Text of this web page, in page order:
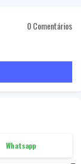
0 Comentários
Whatsapp